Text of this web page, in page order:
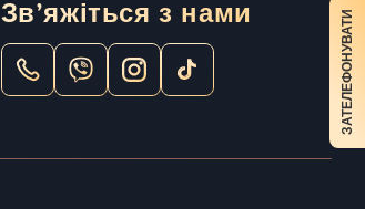
Зв’яжіться з нами
ЗАТЕЛЕФОНУВАТИ